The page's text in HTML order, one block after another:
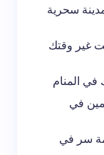
سحرية
غير وقتك
المنام
في
سر في